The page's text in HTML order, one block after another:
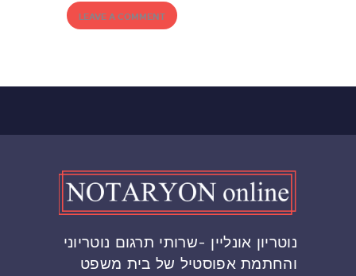
נוטריון אונליין -שרותי תרגום נוטריוני
והחתמת אפוסטיל של בית משפט